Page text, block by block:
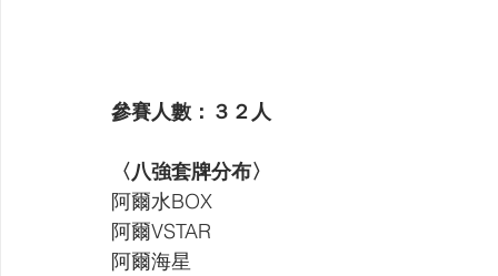
參賽人數：３２人
〈八強套牌分布〉
阿爾水BOX
阿爾VSTAR
阿爾海星